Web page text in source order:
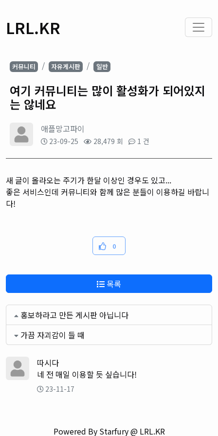
LRL.KR
커뮤니티 자유게시판 일반
여기 커뮤니티는 많이 활성화가 되어있지
는 않네요
애플망고파이
23-09-25 28,479 회 1 건
새 글이 올라오는 주기가 한달 이상인 경우도 있고...
좋은 서비스인데 커뮤니티와 함께 많은 분들이 이용하길 바랍니
다!
0
목록
홍보하라고 만든 게시판 아닙니다
가끔 자괴감이 들 때
따시다
네 전 매일 이용할 듯 싶습니다!
23-11-17
Powered By Starfury @ LRL.KR